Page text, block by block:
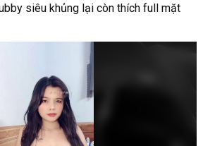
siêu khủng lại còn thích full mặt